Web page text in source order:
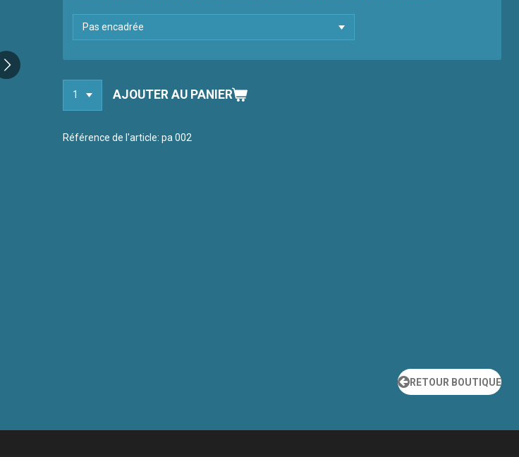
AJOUTER AU PANIER
Référence de l'article: pa 002
RETOUR BOUTIQUE